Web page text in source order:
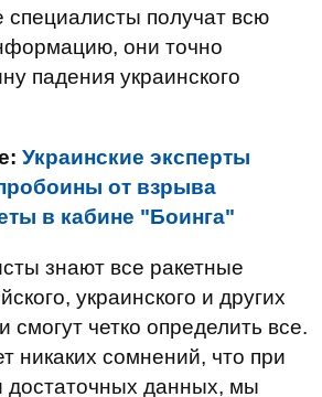
специалисты получат всю
они точно
падения украинского
Украинские эксперты
от взрыва
в кабине "Боинга"
знают все ракетные
украинского и других
смогут четко определить все.
никаких сомнений, что при
достаточных данных, мы